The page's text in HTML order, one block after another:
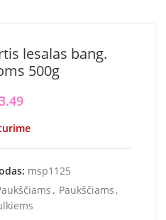
lesalas bang.
500g
msp1125
, Paukščiams ,